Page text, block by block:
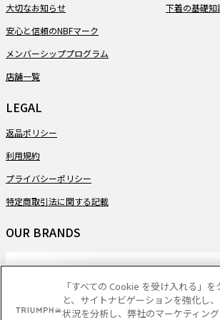
大切なお知らせ
安心と信頼のNBFマーク
メンバーシッププログラム
店舗一覧
下着の基礎知
LEGAL
返品ポリシー
利用規約
プライバシーポリシー
特定商取引法に関する記載
OUR BRANDS
PAYMENT
「すべての Cookie を受け入れる」を
と、サイトナビゲーションを強化し
状況を分析し、弊社のマーケティン